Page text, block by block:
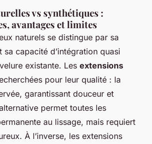
vs synthétiques :
avantages et limites
naturels se distingue par sa
sa capacité d’intégration quasi
existante. Les extensions
pour leur qualité : la
garantissant douceur et
permet toutes les
au lissage, mais requiert
À l’inverse, les extensions